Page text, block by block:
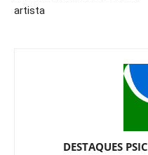
artista
DESTAQUES